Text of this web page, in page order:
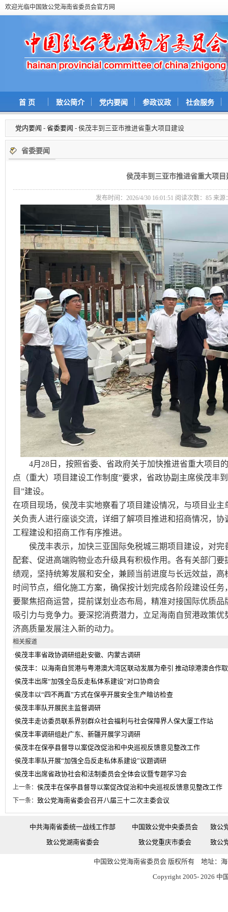
欢迎光临中国致公党海南省委员会官方网
首 页 致公简介 党内要闻 参政议政 社会服务
党内要闻 - 省委要闻 - 侯茂丰到三亚市推进省重大项目建设
省委要闻
侯茂丰到三亚市推进省重大项目
发布时间：2026/4/30 16:01:51 阅读次数： 85 来源
4月28日，按照省委、省政府关于加快推进省重大项目
点（重大）项目建设工作制度”要求，省政协副主席侯茂丰
目”建设。
在项目现场，侯茂丰实地察看了项目建设情况，与项目业
关负责人进行座谈交流，详细了解项目推进和招商情况，
工程建设和招商工作有序推进。
侯茂丰表示，加快三亚国际免税城三期项目建设，对完
配套、促进高端购物业态升级具有积极作用。各有关部门
绩观，坚持统筹发展和安全，兼顾当前进度与长远效益，
时间节点，细化施工方案，确保按计划完成各阶段建设任
要聚焦招商运营，提前谋划业态布局，精准对接国际优质
吸引力与竞争力。要深挖消费潜力，立足海南自贸港政策
济高质量发展注入新的动力。
相关报道
·侯茂丰率省政协调研组赴安徽、内蒙古调研
·侯茂丰：以海南自贸港与粤港澳大湾区联动发展为牵引 推动琼港澳合作
·侯茂丰出席“加强全岛反走私体系建设”对口协商会
·侯茂丰以“四不两直”方式在保亭开展安全生产暗访检查
·侯茂丰率队开展民主监督调研
·侯茂丰走访委员联系界别群众社会福利与社会保障界人保大厦工作站
·侯茂丰率调研组赴广东、新疆开展学习调研
·侯茂丰在保亭县督导以案促改促治和中央巡视反馈意见整改工作
·侯茂丰率队开展“加强全岛反走私体系建设”议题调研
·侯茂丰出席省政协社会和法制委员会全体会议暨专题学习会
上一条： 侯茂丰在保亭县督导以案促改促治和中央巡视反馈意见整改工作
下一条： 致公党海南省委会召开八届三十二次主委会议
中共海南省委统一战线工作部 中国致公党中央委员会
致公
致公党湖南省委会
致公党重庆市委会 致公
中国致公党海南省委员会 版权所有 地址：
Copyright 2005- 2026 中